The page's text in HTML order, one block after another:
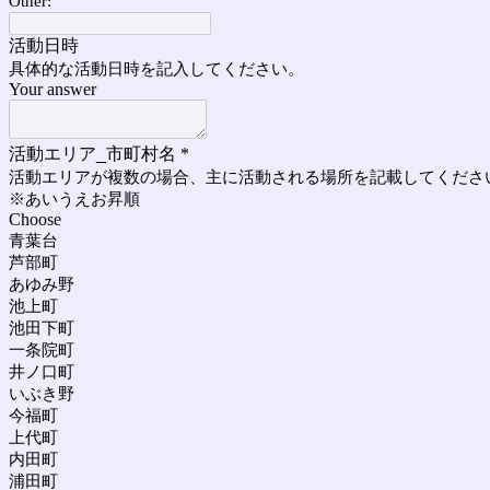
活動日時
具体的な活動日時を記入してください。
Your answer
活動エリア_市町村名 *
活動エリアが複数の場合、主に活動される場所を記載してくださ
※あいうえお昇順
Choose
青葉台
芦部町
あゆみ野
池上町
池田下町
一条院町
井ノ口町
いぶき野
今福町
上代町
内田町
浦田町